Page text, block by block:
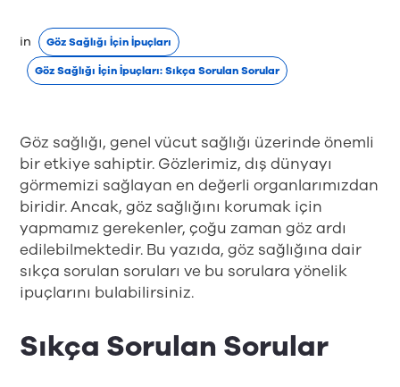
in Göz Sağlığı İçin İpuçları
Göz Sağlığı İçin İpuçları: Sıkça Sorulan Sorular
Göz sağlığı, genel vücut sağlığı üzerinde önemli
bir etkiye sahiptir. Gözlerimiz, dış dünyayı
görmemizi sağlayan en değerli organlarımızdan
biridir. Ancak, göz sağlığını korumak için
yapmamız gerekenler, çoğu zaman göz ardı
edilebilmektedir. Bu yazıda, göz sağlığına dair
sıkça sorulan soruları ve bu sorulara yönelik
ipuçlarını bulabilirsiniz.
Sıkça Sorulan Sorular